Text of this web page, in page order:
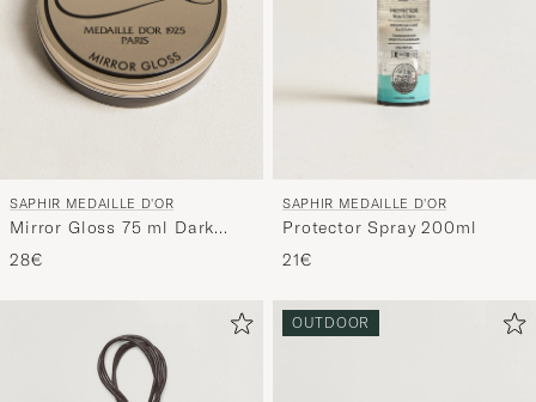
SAPHIR MEDAILLE D'OR
Mirror Gloss 75 ml Dark
Brown
28€
SAPHIR MEDAILLE D'OR
Protector Spray 200ml
21€
OUTDOOR